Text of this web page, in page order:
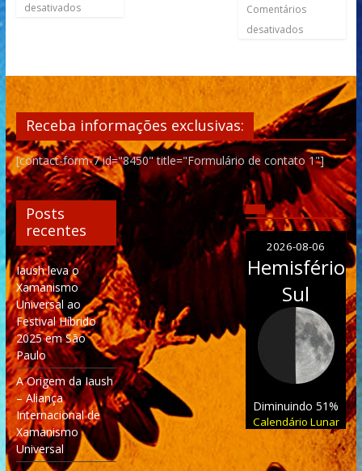
desativados
Comentários
desativados
Receba informações exclusivas:
[contact-form-7 id="8450" title="Formulário de contato 1"]
Posts
recentes
Iaush leva o
Xamanismo
Universal ao
Festival Híbrido
2025 em São
Paulo
A Origem da Iaush
– Aliança
Internacional de
Xamanismo
Universal
2026-08-06
Hemisfério
Sul
Diminuindo 51%
Calendário Lunar